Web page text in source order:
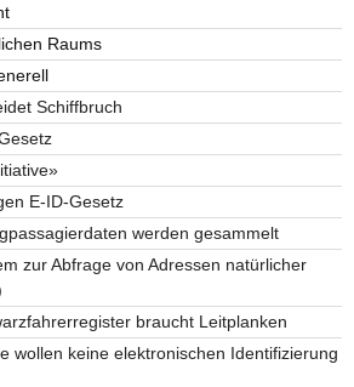
Raums
Schiffbruch
E-ID-Gesetz
werden gesammelt
zur Abfrage von Adressen natürlicher
braucht Leitplanken
wollen keine elektronischen Identifizierung